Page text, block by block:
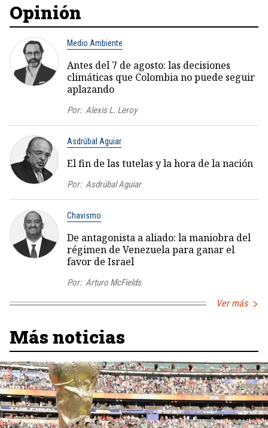
Opinión
Medio Ambiente
Antes del 7 de agosto: las decisiones
climáticas que Colombia no puede seguir
aplazando
Por: Alexis L. Leroy
Asdrúbal Aguiar
El fin de las tutelas y la hora de la nación
Por: Asdrúbal Aguiar
Chavismo
De antagonista a aliado: la maniobra del
régimen de Venezuela para ganar el
favor de Israel
Por: Arturo McFields
Ver más
Más noticias